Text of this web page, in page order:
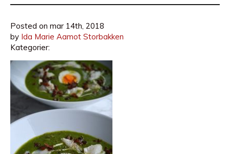
Posted on mar 14th, 2018
by Ida Marie Aamot Storbakken
Kategorier: